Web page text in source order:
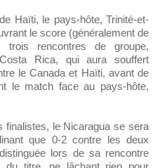
Haïti, le pays-hôte, Trinité-et-
le score (généralement de
rencontres de groupe,
Rica, qui aura souffert
le Canada et Haïti, avant de
le match face au pays-hôte,
finalistes, le Nicaragua se sera
que 0-2 contre les deux
lors de sa rencontre